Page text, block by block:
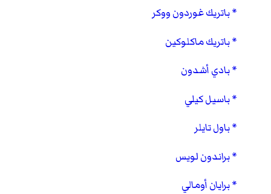
باتريك غوردون ووكر
باتريك ماكلوكين
بادي أشدون
باسيل كيلي
باول تايلر
براندون لويس
برايان أومالي